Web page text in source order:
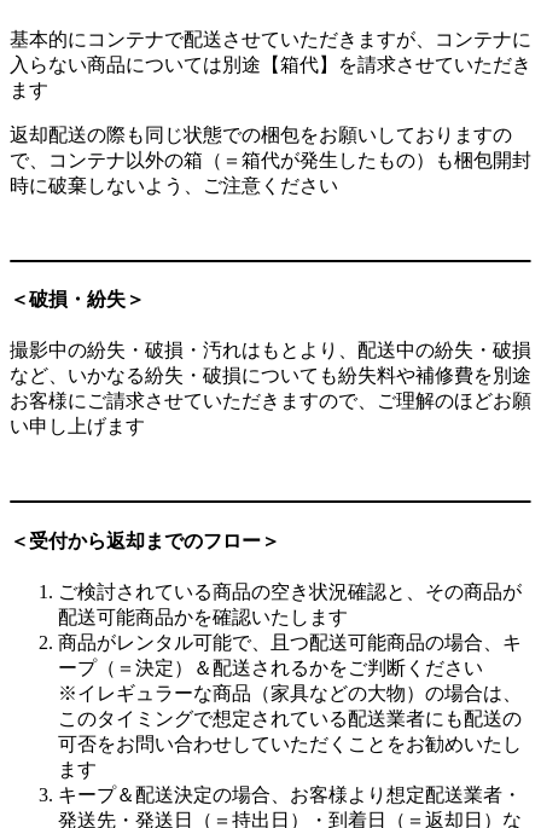
基本的にコンテナで配送させていただきますが、コンテナに
入らない商品については別途【箱代】を請求させていただき
ます
返却配送の際も同じ状態での梱包をお願いしておりますの
で、コンテナ以外の箱（＝箱代が発生したもの）も梱包開封
時に破棄しないよう、ご注意ください
＜破損・紛失＞
撮影中の紛失・破損・汚れはもとより、配送中の紛失・破損
など、いかなる紛失・破損についても紛失料や補修費を別途
お客様にご請求させていただきますので、ご理解のほどお願
い申し上げます
＜受付から返却までのフロー＞
ご検討されている商品の空き状況確認と、その商品が
配送可能商品かを確認いたします
商品がレンタル可能で、且つ配送可能商品の場合、キ
ープ（＝決定）＆配送されるかをご判断ください
※イレギュラーな商品（家具などの大物）の場合は、
このタイミングで想定されている配送業者にも配送の
可否をお問い合わせしていただくことをお勧めいたし
ます
キープ＆配送決定の場合、お客様より想定配送業者・
発送先・発送日（＝持出日）・到着日（＝返却日）な